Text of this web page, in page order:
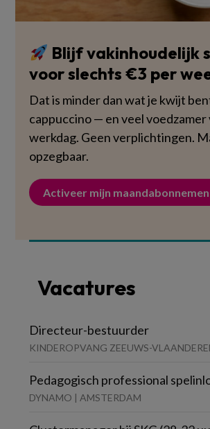
Blijf vakinhoudelijk
voor slechts €3 per
Dat is minder dan wat je kwijt
cappuccino — en veel voedzamer
werkdag. Geen verplichtingen.
opzegbaar.
Activeer mijn
Vacatures
Directeur-bestuurder
KINDEROPVANG ZEEUWS-
Pedagogisch professional
DYNAMO | AMSTERDAM